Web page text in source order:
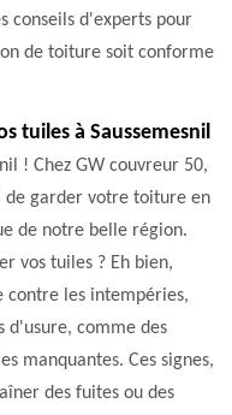
conseils d'experts pour
de toiture soit conforme
tuiles à Saussemesnil
! Chez GW couvreur 50,
de garder votre toiture en
de notre belle région.
vos tuiles ? Eh bien,
contre les intempéries,
d'usure, comme des
manquantes. Ces signes,
des fuites ou des